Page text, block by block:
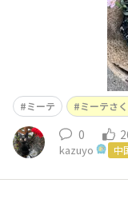
ミーテ ミーテさ
0
kazuyo 中